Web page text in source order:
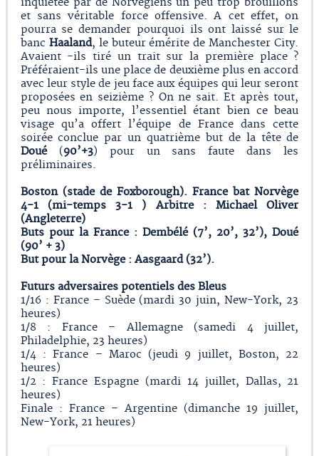
et sans véritable force offensive. A cet effet, on
pourra se demander pourquoi ils ont laissé sur le
banc Haaland, le buteur émérite de Manchester City.
Avaient -ils tiré un trait sur la première place ?
Préféraient-ils une place de deuxième plus en accord
avec leur style de jeu face aux équipes qui leur seront
proposées en seizième ? On ne sait. Et après tout,
peu nous importe, l’essentiel étant bien ce beau
visage qu’a offert l’équipe de France dans cette
soirée conclue par un quatrième but de la tête de
Doué(90’+3) pour un sans faute dans les
préliminaires.
Boston (stade de Foxborough). France bat Norvège
4-1 (mi-temps 3-1 ) Arbitre : Michael Oliver
(Angleterre)
Buts pour la France : Dembélé (7’, 20’, 32’), Doué
(90’ + 3)
But pour la Norvège : Aasgaard (32’).
Futurs adversaires potentiels des Bleus
1/16 : France – Suède (mardi 30 juin, New-York, 23
heures)
1/8 : France – Allemagne (samedi 4 juillet,
Philadelphie, 23 heures)
1/4 : France – Maroc (jeudi 9 juillet, Boston, 22
heures)
1/2 : France Espagne (mardi 14 juillet, Dallas, 21
heures)
Finale : France – Argentine (dimanche 19 juillet,
New-York, 21 heures)